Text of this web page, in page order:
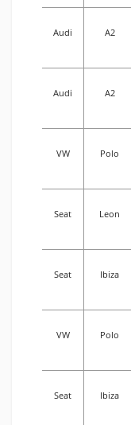
Audi A2
Audi A2
VW Polo
Seat Leon
Seat Ibiza
VW Polo
Seat Ibiza